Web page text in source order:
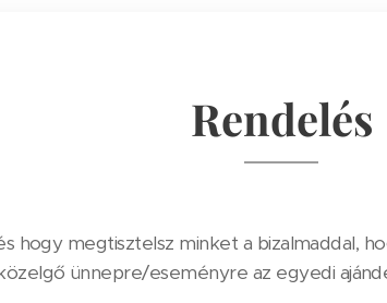
Rendelés
hogy megtisztelsz minket a bizalmaddal,
ünnepre/eseményre az egyedi